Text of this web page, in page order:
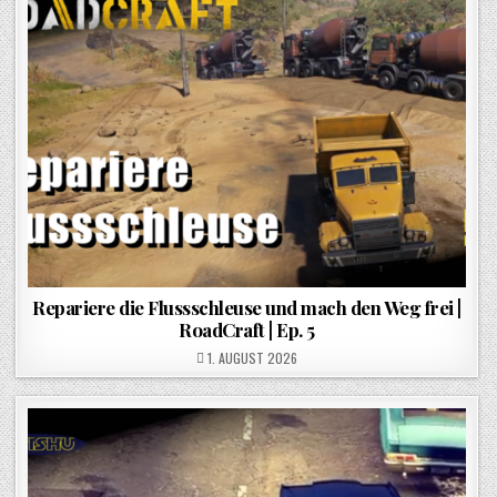
Repariere die Flussschleuse und mach den Weg frei |
RoadCraft | Ep. 5
POSTED ON
1. AUGUST 2026